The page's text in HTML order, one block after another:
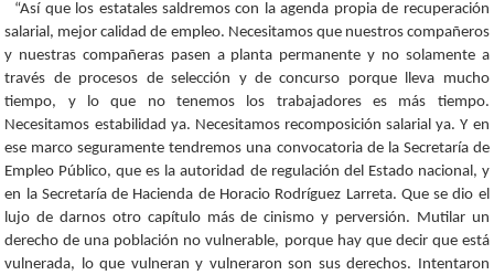
“Así que los estatales saldremos con la agenda propia de recuperación
salarial, mejor calidad de empleo. Necesitamos que nuestros compañeros
y nuestras compañeras pasen a planta permanente y no solamente a
través de procesos de selección y de concurso porque lleva mucho
tiempo, y lo que no tenemos los trabajadores es más tiempo.
Necesitamos estabilidad ya. Necesitamos recomposición salarial ya. Y en
ese marco seguramente tendremos una convocatoria de la Secretaría de
Empleo Público, que es la autoridad de regulación del Estado nacional, y
en la Secretaría de Hacienda de Horacio Rodríguez Larreta. Que se dio el
lujo de darnos otro capítulo más de cinismo y perversión. Mutilar un
derecho de una población no vulnerable, porque hay que decir que está
vulnerada, lo que vulneran y vulneraron son sus derechos. Intentaron